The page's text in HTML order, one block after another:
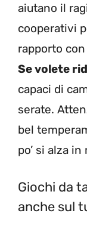
aiutano il
cooperativi
rapporto
Se volete
capaci di
serate.
bel
po’ si alza
Giochi da
anche sul